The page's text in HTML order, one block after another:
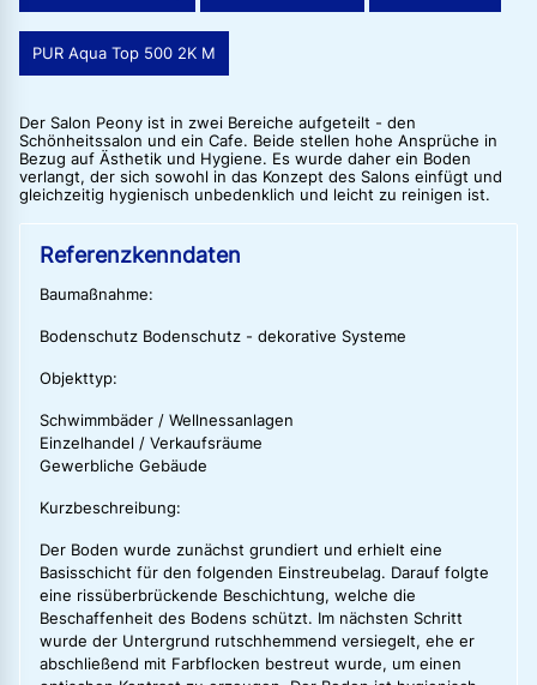
PUR Aqua Top 500 2K M
Der Salon Peony ist in zwei Bereiche aufgeteilt - den
Schönheitssalon und ein Cafe. Beide stellen hohe Ansprüche in
Bezug auf Ästhetik und Hygiene. Es wurde daher ein Boden
verlangt, der sich sowohl in das Konzept des Salons einfügt und
gleichzeitig hygienisch unbedenklich und leicht zu reinigen ist.
Referenzkenndaten
Baumaßnahme:
Bodenschutz Bodenschutz - dekorative Systeme
Objekttyp:
Schwimmbäder / Wellnessanlagen
Einzelhandel / Verkaufsräume
Gewerbliche Gebäude
Kurzbeschreibung:
Der Boden wurde zunächst grundiert und erhielt eine
Basisschicht für den folgenden Einstreubelag. Darauf folgte
eine rissüberbrückende Beschichtung, welche die
Beschaffenheit des Bodens schützt. Im nächsten Schritt
wurde der Untergrund rutschhemmend versiegelt, ehe er
abschließend mit Farbflocken bestreut wurde, um einen